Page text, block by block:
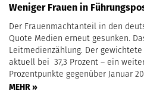
Weniger Frauen in
Der Frauenmachtanteil in den
Quote Medien erneut gesunken.
Leitmedienzählung. Der
aktuell bei 37,3 Prozent – ein
Prozentpunkte gegenüber Januar
MEHR »